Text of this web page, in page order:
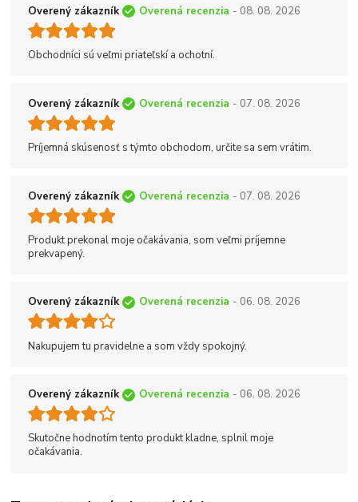
Overený zákazník Overená recenzia - 08. 08. 2026
Obchodníci sú veľmi priateľskí a ochotní.
Overený zákazník Overená recenzia - 07. 08. 2026
Príjemná skúsenosť s týmto obchodom, určite sa sem vrátim.
Overený zákazník Overená recenzia - 07. 08. 2026
Produkt prekonal moje očakávania, som veľmi príjemne
prekvapený.
Overený zákazník Overená recenzia - 06. 08. 2026
Nakupujem tu pravidelne a som vždy spokojný.
Overený zákazník Overená recenzia - 06. 08. 2026
Skutočne hodnotím tento produkt kladne, splnil moje
očakávania.